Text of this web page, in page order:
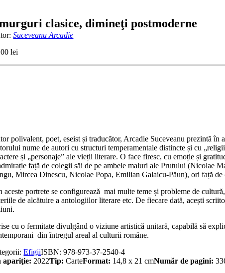
clasice, dimineţi postmoderne
Suceveanu Arcadie
lei
polivalent, poet, eseist și traducător, Arcadie Suceveanu prezintă
nume de autori cu structuri temperamentale distincte și cu
și „personaje” ale vieții literare. O face firesc, cu emoție și
față de colegii săi de pe ambele maluri ale Prutului
Mircea Dinescu, Nicolae Popa, Emilian Galaicu-Păun), ori față
aceste portrete se configurează mai multe teme și probleme de
de alcătuire a antologiilor literare etc. De fiecare dată, acești
cu o fermitate divulgând o viziune artistică unitară, capabilă să
din întregul areal al culturii române.
EfigiiISBN:978-973-37-2540-4
apariţie: 2022Tip: CarteFormat: 14,8 x 21 cmNumăr de pagini: